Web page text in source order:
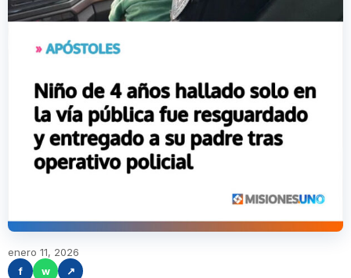
enero 11, 2026
f
w ↗